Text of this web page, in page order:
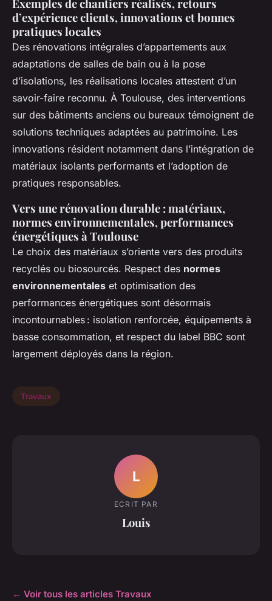
Exemples de chantiers réalisés, retours
d’expérience clients, innovations et bonnes
pratiques locales
Des rénovations intégrales d’appartements aux
adaptations de salles de bain ou à la pose
d’isolations, les réalisations locales attestent d’un
savoir-faire reconnu. À Toulouse, des interventions
sur des bâtiments anciens ou bureaux témoignent de
solutions techniques adaptées au patrimoine. Les
innovations résident notamment dans l’intégration de
matériaux isolants performants et l’adoption de
pratiques responsables.
Vers une rénovation durable : matériaux,
normes environnementales, performances
énergétiques à Toulouse
Le choix des matériaux s’oriente vers des produits
recyclés ou biosourcés. Respect des normes
environnementales et optimisation des
performances énergétiques sont désormais
incontournables : isolation renforcée, équipements à
basse consommation, et respect du label BBC sont
largement déployés dans la région.
Travaux
L
ECRIT PAR
Louis
← Voir tous les articles Travaux